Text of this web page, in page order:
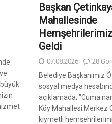
Başkan
Mahallesinde
Geldi
07.08.2026 28
Belediye Başkanımız
sosyal medya
açıklamada; "Cuma
Köy Mahallesi Merkez
kıymetli